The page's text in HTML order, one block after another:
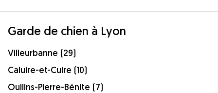
Garde de chien à Lyon
Villeurbanne (29)
Caluire-et-Cuire (10)
Oullins-Pierre-Bénite (7)